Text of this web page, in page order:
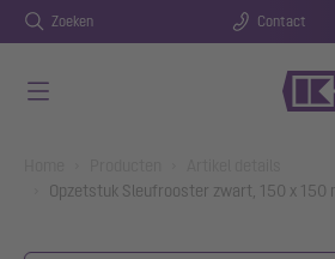
Zoeken Contact
Opzetstuk Sleufrooster zwart, 150 x 150